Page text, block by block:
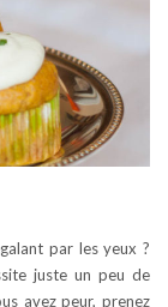
par les yeux ?
juste un peu de
avez peur, prenez